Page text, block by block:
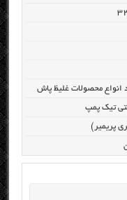
انواع محصولات غلیظ پاش
تیک پمپ
پریمیر)